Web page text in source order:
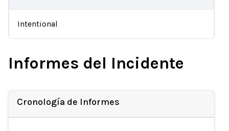
Intentional
Informes del Incidente
Cronología de Informes